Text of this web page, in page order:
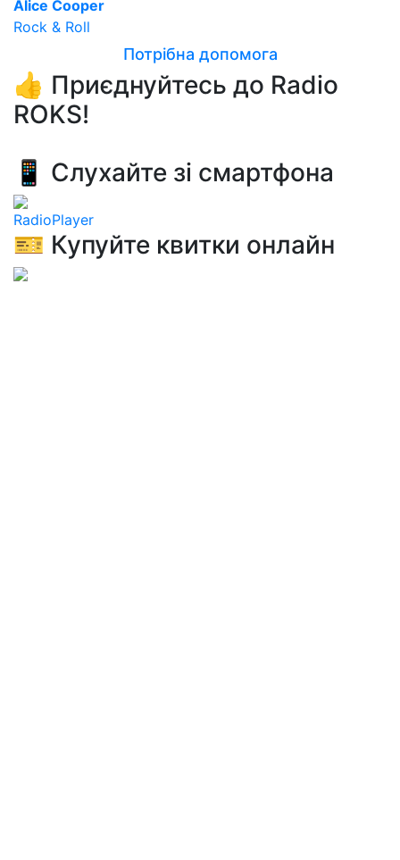
Alice Cooper
Rock & Roll
Потрібна допомога
👍 Приєднуйтесь до Radio
ROKS!
📱 Слухайте зі смартфона
RadioPlayer
🎫 Купуйте квитки онлайн